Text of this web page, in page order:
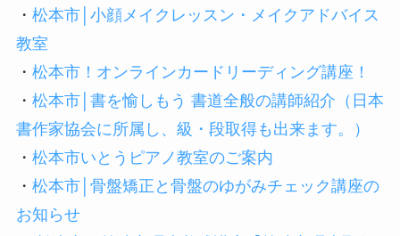
・ 松本市│小顔メイクレッスン・メイクアドバイス
教室
・ 松本市！オンラインカードリーディング講座！
・ 松本市│書を愉しもう 書道全般の講師紹介（日本
書作家協会に所属し、級・段取得も出来ます。）
・ 松本市いとうピアノ教室のご案内
・ 松本市│骨盤矯正と骨盤のゆがみチェック講座の
お知らせ